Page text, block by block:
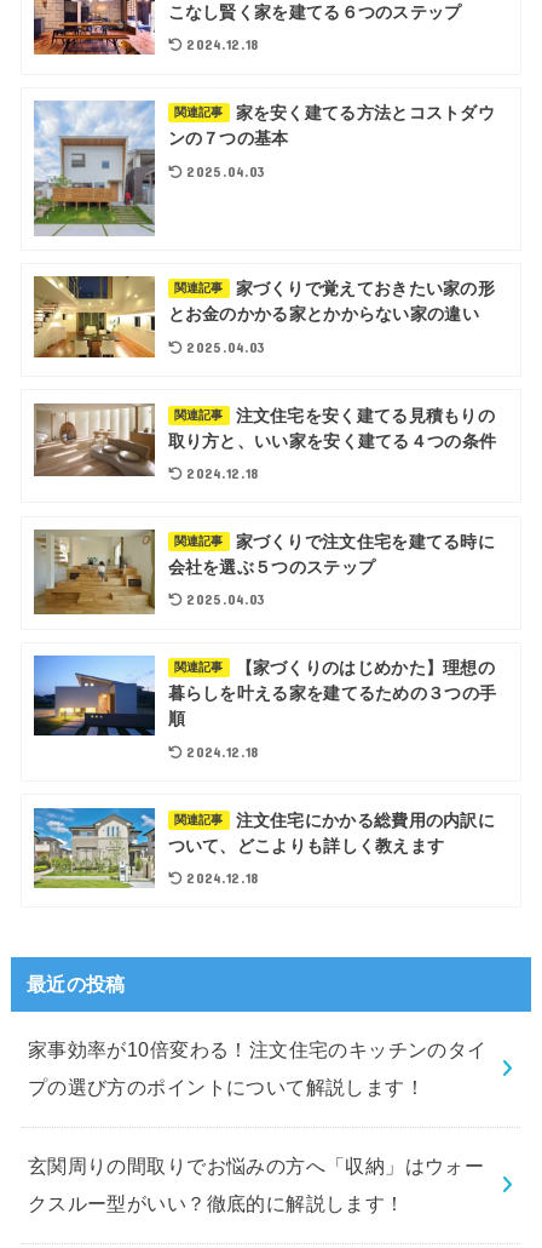
こなし賢く家を建てる６つのステップ
2024.12.18
関連記事
家を安く建てる方法とコストダウ
ンの７つの基本
2025.04.03
関連記事
家づくりで覚えておきたい家の形
とお金のかかる家とかからない家の違い
2025.04.03
関連記事
注文住宅を安く建てる見積もりの
取り方と、いい家を安く建てる４つの条件
2024.12.18
関連記事
家づくりで注文住宅を建てる時に
会社を選ぶ５つのステップ
2025.04.03
関連記事
【家づくりのはじめかた】理想の
暮らしを叶える家を建てるための３つの手
順
2024.12.18
関連記事
注文住宅にかかる総費用の内訳に
ついて、どこよりも詳しく教えます
2024.12.18
最近の投稿
家事効率が10倍変わる！注文住宅のキッチンのタイ
プの選び方のポイントについて解説します！
玄関周りの間取りでお悩みの方へ「収納」はウォー
クスルー型がいい？徹底的に解説します！